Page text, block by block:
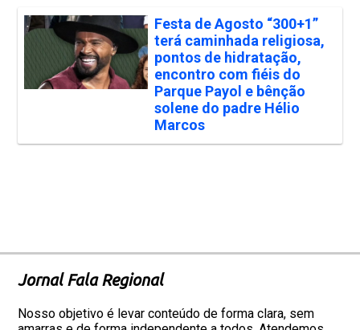
Festa de Agosto “300+1”
terá caminhada religiosa,
pontos de hidratação,
encontro com fiéis do
Parque Payol e bênção
solene do padre Hélio
Marcos
Jornal Fala Regional
Nosso objetivo é levar conteúdo de forma clara, sem